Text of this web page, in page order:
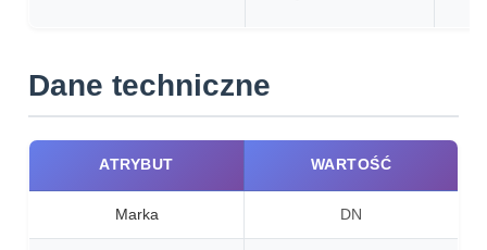
Dane techniczne
ATRYBUT WARTOŚĆ
Marka DN